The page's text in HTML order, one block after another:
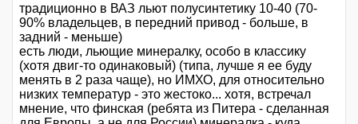
традиционно в ВАЗ льют полусинтетику 10-40 (70-
90% владельцев, в передний привод - больше, в
задний - меньше)
есть люди, льющие минералку, особо в классику
(хотя двиг-то одинаковый) (типа, лучше я ее буду
менять в 2 раза чаще), но ИМХО, для относительно
низких температур - это жестоко... хотя, встречал
мнение, что финская (ребята из Питера - сделанная